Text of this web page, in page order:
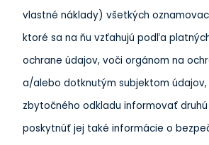
vlastné náklady) všetkých
ktoré sa na ňu vzťahujú podľa
ochrane údajov, voči orgánom na
a/alebo dotknutým subjektom
zbytočného odkladu informovať
poskytnúť jej také informácie o